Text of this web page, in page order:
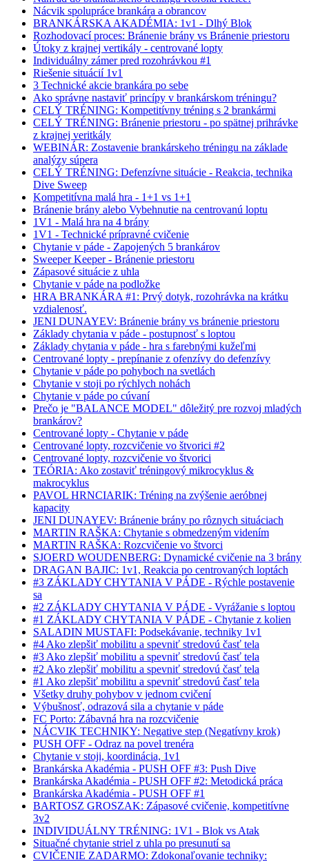
Nácvik spolupráce brankára a obrancov
BRANKÁRSKA AKADÉMIA: 1v1 - Dlhý Blok
Rozhodovací proces: Bránenie brány vs Bránenie priestoru
Útoky z krajnej vertikály - centrované lopty
Individuálny zámer pred rozohrávkou #1
Riešenie situácií 1v1
3 Technické akcie brankára po sebe
Ako správne nastaviť princípy v brankárskom tréningu?
CELÝ TRÉNING: Kompetitívny tréning s 2 brankármi
CELÝ TRÉNING: Bránenie priestoru - po spätnej prihrávke
z krajnej veritkály
WEBINÁR: Zostavenie brankárskeho tréningu na základe
analýzy súpera
CELÝ TRÉNING: Defenzívne situácie - Reakcia, technika
Dive Sweep
Kompetitívna malá hra - 1+1 vs 1+1
Bránenie brány alebo Vybehnutie na centrovanú loptu
1V1 - Malá hra na 4 brány
1V1 - Technické prípravné cvičenie
Chytanie v páde - Zapojených 5 brankárov
Sweeper Keeper - Bránenie priestoru
Zápasové situácie z uhla
Chytanie v páde na podložke
HRA BRANKÁRA #1: Prvý dotyk, rozohrávka na krátku
vzdialenosť.
JENI DUNAYEV: Bránenie brány vs bránenie priestoru
Základy chytania v páde - postupnosť s loptou
Základy chytania v páde - hra s farebnými kužeľmi
Centrované lopty - prepínanie z ofenzívy do defenzívy
Chytanie v páde po pohyboch na svetlách
Chytanie v stoji po rýchlych nohách
Chytanie v páde po cúvaní
Prečo je "BALANCE MODEL" dôležitý pre rozvoj mladých
brankárov?
Centrované lopty - Chytanie v páde
Centrované lopty, rozcvičenie vo štvorici #2
Centrované lopty, rozcvičenie vo štvorici
TEÓRIA: Ako zostaviť tréningový mikrocyklus &
makrocyklus
PAVOL HRNCIARIK: Tréning na zvýšenie aeróbnej
kapacity
JENI DUNAYEV: Bránenie brány po rôznych situáciach
MARTIN RAŠKA: Chytanie s obmedzeným videním
MARTIN RAŠKA: Rozcvičenie vo štvorci
SJOERD WOUDENBERG: Dynamické cvičenie na 3 brány
DRAGAN BAJIC: 1v1, Reakcia po centrovaných loptách
#3 ZÁKLADY CHYTANIA V PÁDE - Rýchle postavenie
sa
#2 ZÁKLADY CHYTANIA V PÁDE - Vyrážanie s loptou
#1 ZÁKLADY CHYTANIA V PÁDE - Chytanie z kolien
SALADIN MUSTAFI: Podsekávanie, techniky 1v1
#4 Ako zlepšiť mobilitu a spevniť stredovú časť tela
#3 Ako zlepšiť mobilitu a spevniť stredovú časť tela
#2 Ako zlepšiť mobilitu a spevniť stredovú časť tela
#1 Ako zlepšiť mobilitu a spevniť stredovú časť tela
Všetky druhy pohybov v jednom cvičení
Výbušnosť, odrazová sila a chytanie v páde
FC Porto: Zábavná hra na rozcvičenie
NÁCVIK TECHNIKY: Negative step (Negatívny krok)
PUSH OFF - Odraz na povel trenéra
Chytanie v stoji, koordinácia, 1v1
Brankárska Akadémia - PUSH OFF #3: Push Dive
Brankárska Akadémia - PUSH OFF #2: Metodická práca
Brankárska Akadémia - PUSH OFF #1
BARTOSZ GROSZAK: Zápasové cvičenie, kompetitívne
3v2
INDIVIDUÁLNY TRÉNING: 1V1 - Blok vs Atak
Situačné chytanie striel z uhla po presunutí sa
CVIČENIE ZADARMO: Zdokonaľovanie techniky: